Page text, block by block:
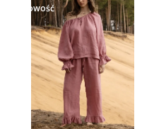
nowość